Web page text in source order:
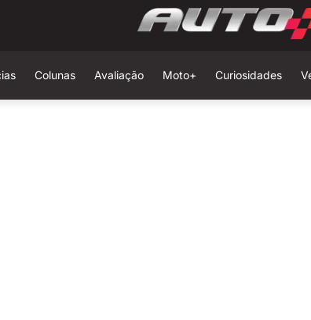
Colunas Avaliação Moto+ Curiosidades